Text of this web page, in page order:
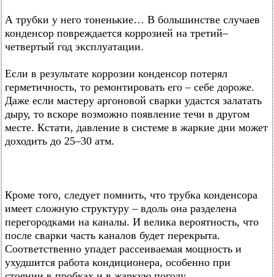
А трубки у него тоненькие… В большинстве случаев
конденсор повреждается коррозией на третий–
четвертый год эксплуатации.
Если в результате коррозии конденсор потерял
герметичность, то ремонтировать его – себе дороже.
Даже если мастеру аргоновой сварки удастся залатать
дыру, то вскоре возможно появление течи в другом
месте. Кстати, давление в системе в жаркие дни может
доходить до 25–30 атм.
Кроме того, следует помнить, что трубка конденсора
имеет сложную структуру – вдоль она разделена
перегородками на каналы. И велика вероятность, что
после сварки часть каналов будет перекрыта.
Соответственно упадет рассеиваемая мощность и
ухудшится работа кондиционера, особенно при